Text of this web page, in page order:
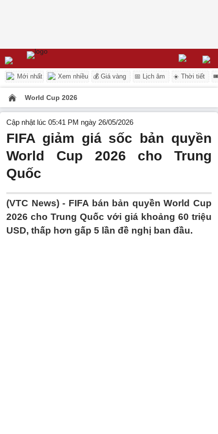
Mới nhất Xem nhiều 💰 Giá vàng 📅 Lịch âm ☀️ Thời tiết
World Cup 2026
Cập nhật lúc 05:41 PM ngày 26/05/2026
FIFA giảm giá sốc bản quyền
World Cup 2026 cho Trung
Quốc
(VTC News) - FIFA bán bản quyền World Cup
2026 cho Trung Quốc với giá khoảng 60 triệu
USD, thấp hơn gấp 5 lần đề nghị ban đầu.